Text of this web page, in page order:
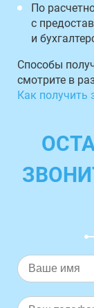
По
с
и
Способы
смотрите в
Как получить